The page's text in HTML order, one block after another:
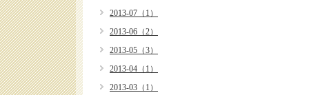
2013-07（1）
2013-06（2）
2013-05（3）
2013-04（1）
2013-03（1）